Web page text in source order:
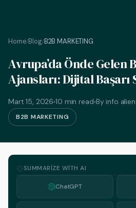
Home/Blog/B2B MARKETING
Avrupa’da Önde Gelen
Ajansları: Dijital
Mart 15, 2026 10 min read By info
B2B MARKETING
SUMMARIZE WITH AI
ChatGPT